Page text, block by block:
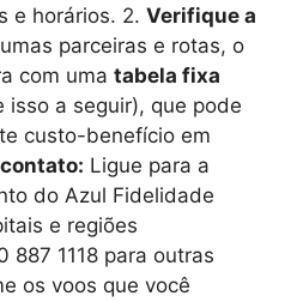
e horários. 2. Verifique a
parceiras e rotas, o
com uma tabela fixa
isso a seguir), que pode
custo-benefício em
Ligue para a
do Azul Fidelidade
e regiões
887 1118 para outras
os voos que você